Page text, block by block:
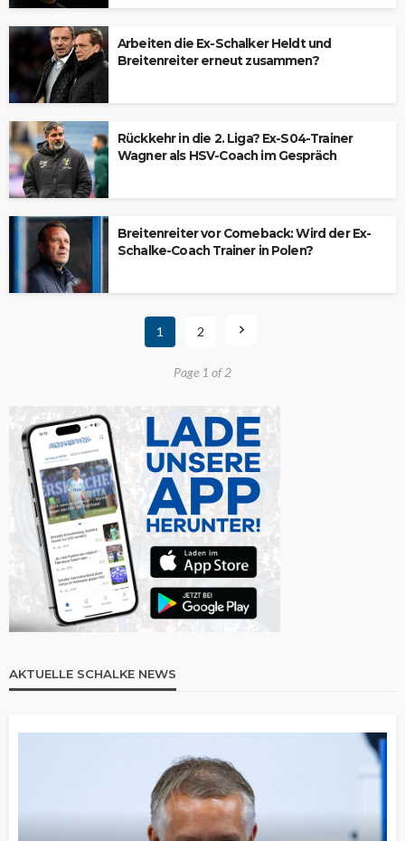
Arbeiten die Ex-Schalker Heldt und
Breitenreiter erneut zusammen?
Rückkehr in die 2. Liga? Ex-S04-Trainer
Wagner als HSV-Coach im Gespräch
Breitenreiter vor Comeback: Wird der Ex-
Schalke-Coach Trainer in Polen?
1 2
Page 1 of 2
AKTUELLE SCHALKE NEWS